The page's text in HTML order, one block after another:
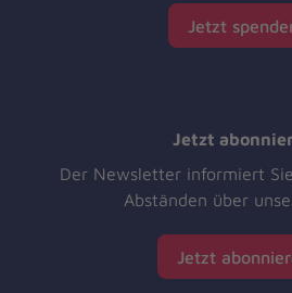
Jetzt
Jetzt
Der Newsletter informiert
Abständen über
Jetzt